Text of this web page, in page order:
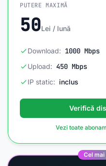
PUTERE MAXIMĂ
50Lei / lună
Download: 1000 Mbps
Upload: 450 Mbps
IP static: inclus
Verifică
Vezi toate
Cel